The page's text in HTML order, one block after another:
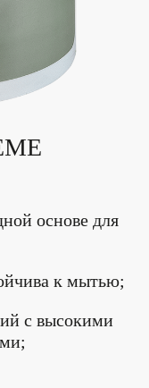
основе для
к мытью;
с высокими